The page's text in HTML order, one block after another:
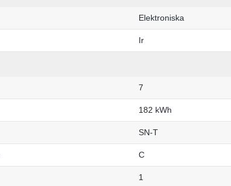
Elektroniska
Ir
7
182 kWh
SN-T
C
1